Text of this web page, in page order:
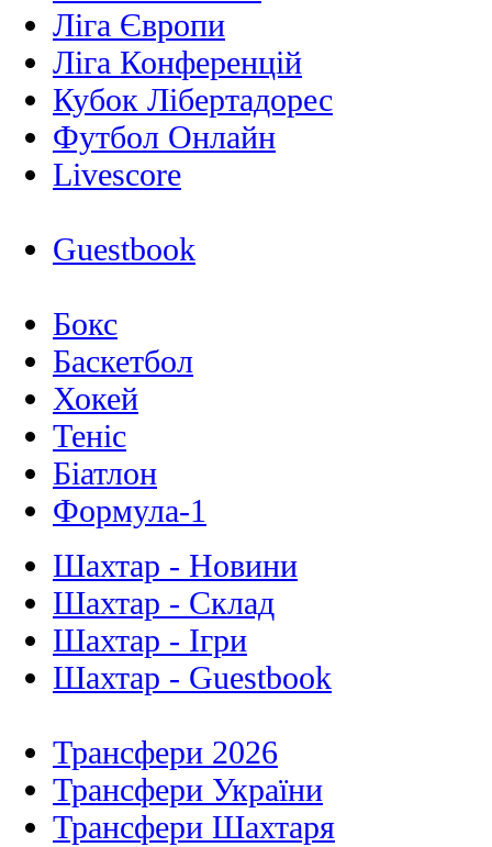
Ліга Європи
Ліга Конференцій
Кубок Лібертадорес
Футбол Онлайн
Livescore
Guestbook
Бокс
Баскетбол
Хокей
Теніс
Біатлон
Формула-1
Шахтар - Новини
Шахтар - Склад
Шахтар - Ігри
Шахтар - Guestbook
Трансфери 2026
Трансфери України
Трансфери Шахтаря